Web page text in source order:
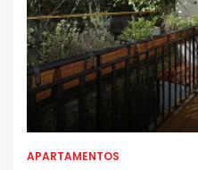
APARTAMENTOS